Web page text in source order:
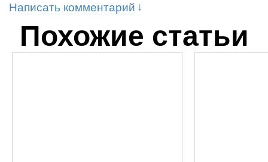
Написать комментарий
Похожие статьи